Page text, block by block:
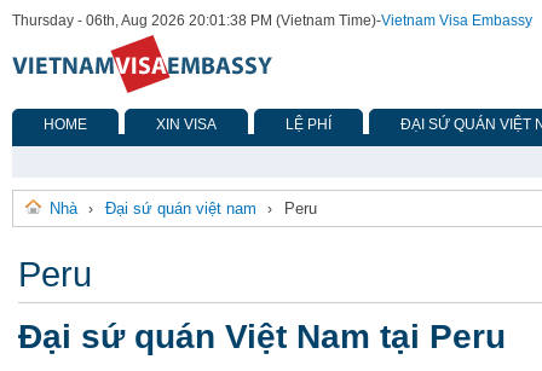
Thursday - 06th, Aug 2026 20:01:38 PM (Vietnam Time)-Vietnam Visa Embassy
HOME XIN VISA LỆ PHÍ ĐẠI SỨ QUÁN VIỆT
Nhà › Đại sứ quán việt nam › Peru
Peru
Đại sứ quán Việt Nam tại Peru